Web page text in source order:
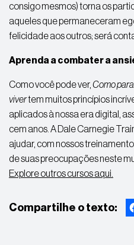
consigo mesmos) torna os
aqueles que permaneceram
felicidade aos outros; será
Aprenda a combater a
Como você pode ver, Como
vivertem muitos princípios
aplicados à nossa era digital,
cem anos. A Dale Carnegie
ajudar, com nossos
de suas preocupações neste
Explore outros cursos aqui.